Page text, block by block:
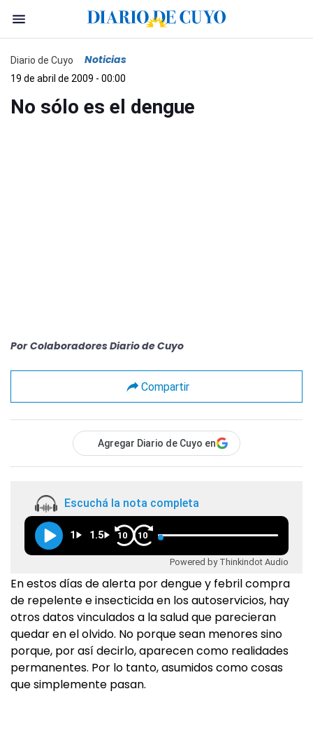
Diario de Cuyo Noticias
19 de abril de 2009 - 00:00
No sólo es el dengue
Por Colaboradores Diario de Cuyo
Compartir
Agregar Diario de Cuyo en
Escuchá la nota completa
1 1.5 10 10
Powered by Thinkindot Audio
En estos días de alerta por dengue y febril compra
de repelente e insecticida en los autoservicios, hay
otros datos vinculados a la salud que parecieran
quedar en el olvido. No porque sean menores sino
porque, por así decirlo, aparecen como realidades
permanentes. Por lo tanto, asumidos como cosas
que simplemente pasan.